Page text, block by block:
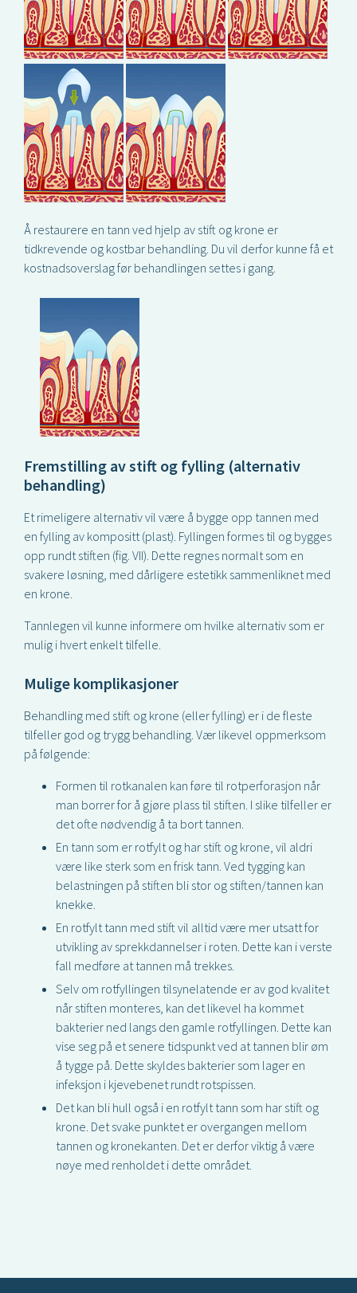
Å restaurere en tann ved hjelp av stift og krone er
tidkrevende og kostbar behandling. Du vil derfor kunne få et
kostnadsoverslag før behandlingen settes i gang.
Fremstilling av stift og fylling (alternativ
behandling)
Et rimeligere alternativ vil være å bygge opp tannen med
en fylling av kompositt (plast). Fyllingen formes til og bygges
opp rundt stiften (fig. VII). Dette regnes normalt som en
svakere løsning, med dårligere estetikk sammenliknet med
en krone.
Tannlegen vil kunne informere om hvilke alternativ som er
mulig i hvert enkelt tilfelle.
Mulige komplikasjoner
Behandling med stift og krone (eller fylling) er i de fleste
tilfeller god og trygg behandling. Vær likevel oppmerksom
på følgende:
Formen til rotkanalen kan føre til rotperforasjon når
man borrer for å gjøre plass til stiften. I slike tilfeller er
det ofte nødvendig å ta bort tannen.
En tann som er rotfylt og har stift og krone, vil aldri
være like sterk som en frisk tann. Ved tygging kan
belastningen på stiften bli stor og stiften/tannen kan
knekke.
En rotfylt tann med stift vil alltid være mer utsatt for
utvikling av sprekkdannelser i roten. Dette kan i verste
fall medføre at tannen må trekkes.
Selv om rotfyllingen tilsynelatende er av god kvalitet
når stiften monteres, kan det likevel ha kommet
bakterier ned langs den gamle rotfyllingen. Dette kan
vise seg på et senere tidspunkt ved at tannen blir øm
å tygge på. Dette skyldes bakterier som lager en
infeksjon i kjevebenet rundt rotspissen.
Det kan bli hull også i en rotfylt tann som har stift og
krone. Det svake punktet er overgangen mellom
tannen og kronekanten. Det er derfor viktig å være
nøye med renholdet i dette området.